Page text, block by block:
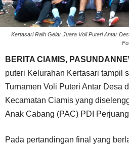
Kertasari Raih Gelar Juara Voli Puteri Antar
BERITA CIAMIS,
puteri Kelurahan Kertasari tampil
Turnamen Voli Puteri Antar Desa
Kecamatan Ciamis yang
Anak Cabang (PAC) PDI
Pada pertandingan final yang